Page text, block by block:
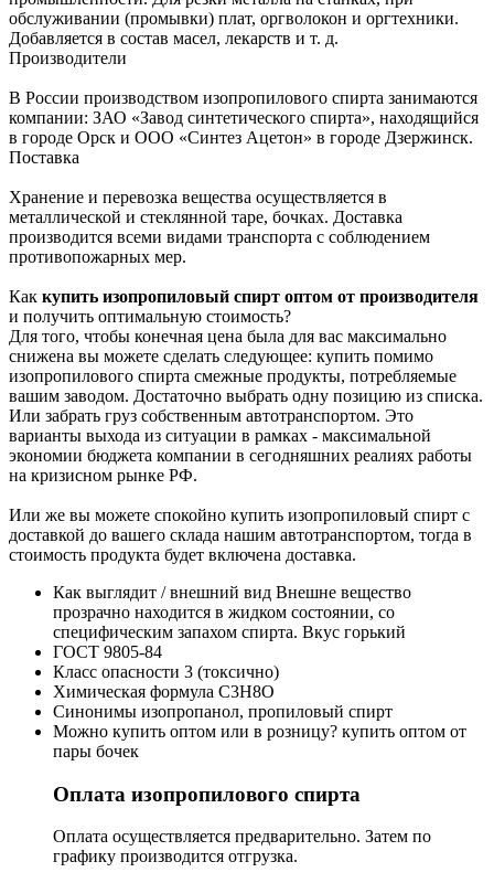
обслуживании (промывки) плат, оргволокон и оргтехники.
Добавляется в состав масел, лекарств и т. д.
Производители
В России производством изопропилового спирта занимаются
компании: ЗАО «Завод синтетического спирта», находящийся
в городе Орск и ООО «Синтез Ацетон» в городе Дзержинск.
Поставка
Хранение и перевозка вещества осуществляется в
металлической и стеклянной таре, бочках. Доставка
производится всеми видами транспорта с соблюдением
противопожарных мер.
Как купить изопропиловый спирт оптом от производителя
и получить оптимальную стоимость?
Для того, чтобы конечная цена была для вас максимально
снижена вы можете сделать следующее: купить помимо
изопропилового спирта смежные продукты, потребляемые
вашим заводом. Достаточно выбрать одну позицию из списка.
Или забрать груз собственным автотранспортом. Это
варианты выхода из ситуации в рамках - максимальной
экономии бюджета компании в сегодняшних реалиях работы
на кризисном рынке РФ.
Или же вы можете спокойно купить изопропиловый спирт с
доставкой до вашего склада нашим автотранспортом, тогда в
стоимость продукта будет включена доставка.
Как выглядит / внешний вид Внешне вещество
прозрачно находится в жидком состоянии, со
специфическим запахом спирта. Вкус горький
ГОСТ 9805-84
Класс опасности 3 (токсично)
Химическая формула C3H8O
Синонимы изопропанол, пропиловый спирт
Можно купить оптом или в розницу? купить оптом от
пары бочек
Оплата изопропилового спирта
Оплата осуществляется предварительно. Затем по
графику производится отгрузка.